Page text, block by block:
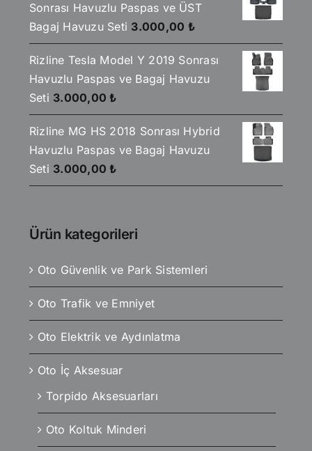
Sonrası Havuzlu Paspas ve ÜST
Bagaj Havuzu Seti 3.000,00 ₺
Rizline Tesla Model Y 2019 Sonrası
Havuzlu Paspas ve Bagaj Havuzu
Seti 3.000,00 ₺
Rizline MG HS 2018 Sonrası Hybrid
Havuzlu Paspas ve Bagaj Havuzu
Seti 3.000,00 ₺
Ürün kategorileri
Oto Güvenlik ve Park Sistemleri
Oto Trafik ve Emniyet
Oto Elektrik ve Aydınlatma
Oto İç Aksesuar
Torpido Aksesuarları
Oto Koltuk Minderi